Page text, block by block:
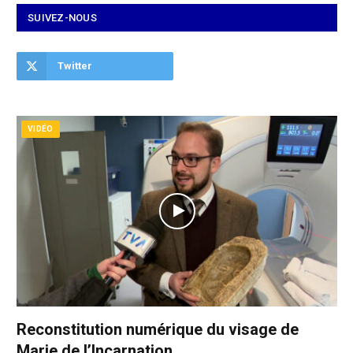
SUIVEZ-NOUS
Twitter
VIDÉO
Reconstitution numérique du visage de